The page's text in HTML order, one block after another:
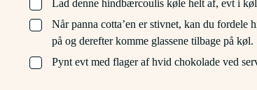
▢
Lad denne hindbærcoulis køle helt af, evt i
▢
Når panna cotta’en er stivnet, kan du fordele
på og derefter komme glassene tilbage på køl.
▢
Pynt evt med flager af hvid chokolade ved